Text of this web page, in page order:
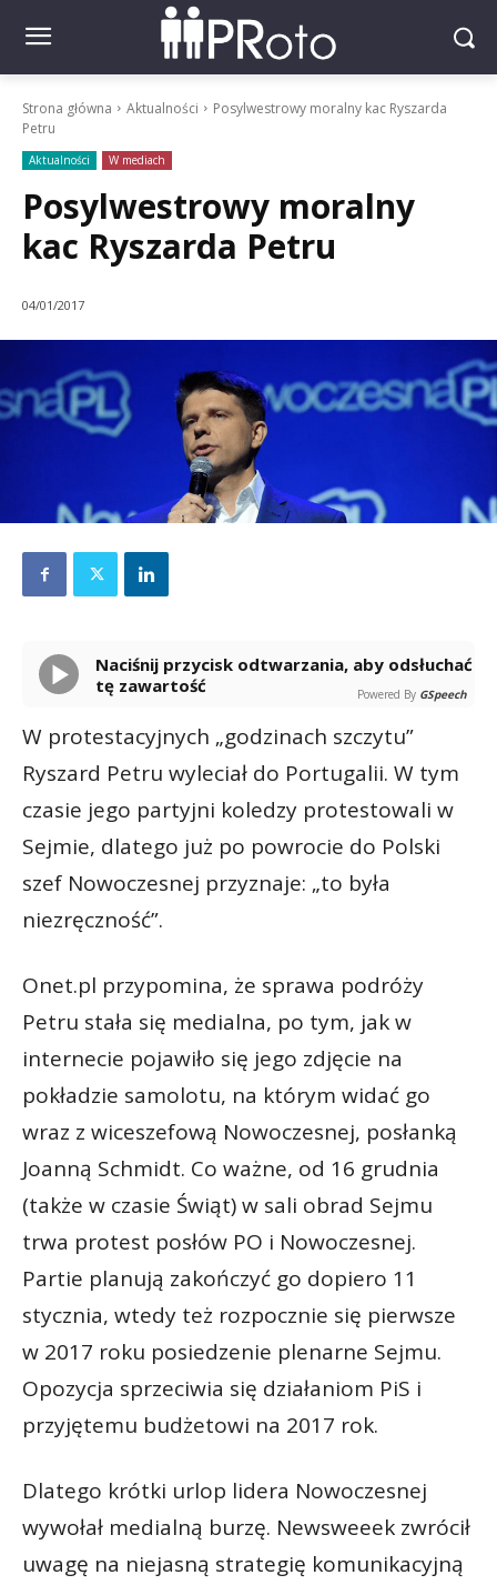
Strona główna Aktualności
Posylwestrowy moralny kac Ryszarda
Petru
Aktualności W mediach
Posylwestrowy moralny
kac Ryszarda Petru
04/01/2017
Naciśnij przycisk odtwarzania, aby odsłuchać
tę zawartość
Powered By GSpeech
W protestacyjnych „godzinach szczytu”
Ryszard Petru wyleciał do Portugalii. W tym
czasie jego partyjni koledzy protestowali w
Sejmie, dlatego już po powrocie do Polski
szef Nowoczesnej przyznaje: „to była
niezręczność”.
Onet.pl przypomina, że sprawa podróży
Petru stała się medialna, po tym, jak w
internecie pojawiło się jego zdjęcie na
pokładzie samolotu, na którym widać go
wraz z wiceszefową Nowoczesnej, posłanką
Joanną Schmidt. Co ważne, od 16 grudnia
(także w czasie Świąt) w sali obrad Sejmu
trwa protest posłów PO i Nowoczesnej.
Partie planują zakończyć go dopiero 11
stycznia, wtedy też rozpocznie się pierwsze
w 2017 roku posiedzenie plenarne Sejmu.
Opozycja sprzeciwia się działaniom PiS i
przyjętemu budżetowi na 2017 rok.
Dlatego krótki urlop lidera Nowoczesnej
wywołał medialną burzę. Newsweeek zwrócił
uwagę na niejasną strategię komunikacyjną